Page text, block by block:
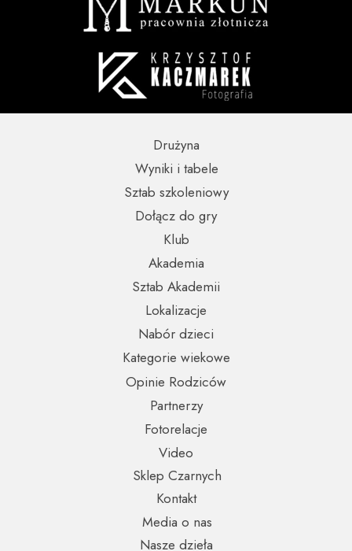
Partnerzy
Opinie Rodziców
Nabór dzieci
Wyniki i tabele
Sklep Czarnych
Video
Fotorelacje
Kontakt
Media o nas
Kategorie wiekowe
Lokalizacje
Sztab szkoleniowy
Sztab Akademii
Dołącz do gry
Nasze dzieła
Drużyna
Akademia
Klub